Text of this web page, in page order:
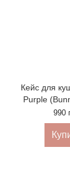
Кейс для
Purple
990